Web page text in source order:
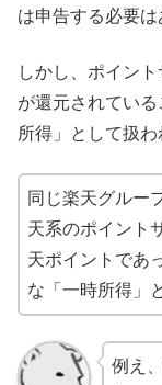
は申告する必要は
しかし、ポイン
が還元されてい
所得」として扱わ
同じ楽天グルー
天系のポイント
天ポイントであ
な「一時所得」
例え